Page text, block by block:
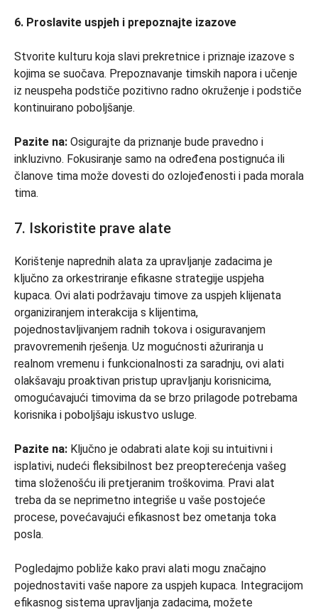
6. Proslavite uspjeh i prepoznajte izazove
Stvorite kulturu koja slavi prekretnice i priznaje izazove s
kojima se suočava. Prepoznavanje timskih napora i učenje
iz neuspeha podstiče pozitivno radno okruženje i podstiče
kontinuirano poboljšanje.
Pazite na: Osigurajte da priznanje bude pravedno i
inkluzivno. Fokusiranje samo na određena postignuća ili
članove tima može dovesti do ozlojeđenosti i pada morala
tima.
7. Iskoristite prave alate
Korištenje naprednih alata za upravljanje zadacima je
ključno za orkestriranje efikasne strategije uspjeha
kupaca. Ovi alati podržavaju timove za uspjeh klijenata
organiziranjem interakcija s klijentima,
pojednostavljivanjem radnih tokova i osiguravanjem
pravovremenih rješenja. Uz mogućnosti ažuriranja u
realnom vremenu i funkcionalnosti za saradnju, ovi alati
olakšavaju proaktivan pristup upravljanju korisnicima,
omogućavajući timovima da se brzo prilagode potrebama
korisnika i poboljšaju iskustvo usluge.
Pazite na: Ključno je odabrati alate koji su intuitivni i
isplativi, nudeći fleksibilnost bez preopterećenja vašeg
tima složenošću ili pretjeranim troškovima. Pravi alat
treba da se neprimetno integriše u vaše postojeće
procese, povećavajući efikasnost bez ometanja toka
posla.
Pogledajmo pobliže kako pravi alati mogu značajno
pojednostaviti vaše napore za uspjeh kupaca. Integracijom
efikasnog sistema upravljanja zadacima, možete